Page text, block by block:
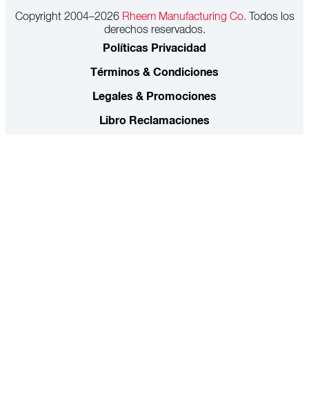
Copyright 2004–2026Rheem Manufacturing Co. Todos los
derechos reservados.
Políticas Privacidad
Términos & Condiciones
Legales & Promociones
Libro Reclamaciones